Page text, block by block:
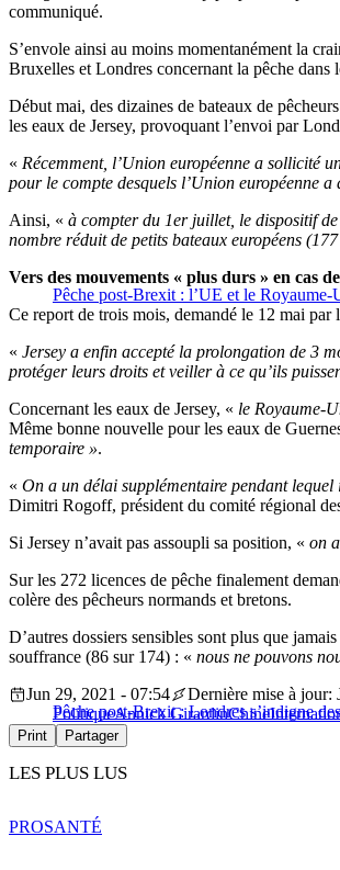
communiqué.
S’envole ainsi au moins momentanément la
Bruxelles et Londres concernant la pêche dans
Début mai, des dizaines de bateaux de
les eaux de Jersey, provoquant l’envoi par
« Récemment, l’Union européenne a sollicité
pour le compte desquels l’Union européenne
Ainsi, « à compter du 1er juillet, le dispositif
nombre réduit de petits bateaux européens
Pêche post-Brexit : l’UE et le
Vers des mouvements « plus durs » en cas
Ce report de trois mois, demandé le 12 mai
« Jersey a enfin accepté la prolongation de 3
protéger leurs droits et veiller à ce qu’ils
Concernant les eaux de Jersey, « le Royaume-
Même bonne nouvelle pour les eaux de
temporaire ».
« On a un délai supplémentaire pendant
Dimitri Rogoff, président du comité régional
Si Jersey n’avait pas assoupli sa position, « on
Sur les 272 licences de pêche finalement
colère des pêcheurs normands et bretons.
D’autres dossiers sensibles sont plus que
souffrance (86 sur 174) : « nous ne pouvons
Pêche post-Brexit : Londres s’indigne
Jun 29, 2021 - 07:54
Dernière mise à jour:
PolitiqueAnnick GirardinChine
Print Partager
LES PLUS LUS
PROSANTÉ